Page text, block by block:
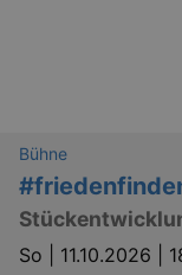
Bühne
So | 11.10.2026 |